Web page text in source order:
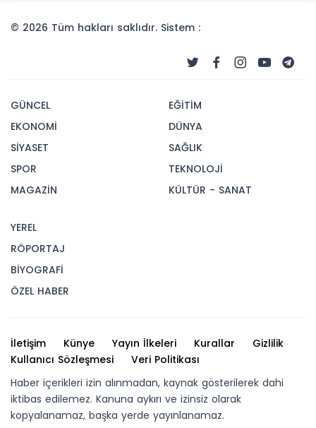
© 2026 Tüm hakları saklıdır. Sistem :
GÜNCEL
EKONOMİ
SİYASET
SPOR
MAGAZİN
EĞİTİM
DÜNYA
SAĞLIK
TEKNOLOJİ
KÜLTÜR - SANAT
YEREL
RÖPORTAJ
BİYOGRAFİ
ÖZEL HABER
İletişim Künye Yayın İlkeleri Kurallar
Gizlilik
Kullanıcı Sözleşmesi
Veri Politikası
Haber içerikleri izin alınmadan, kaynak gösterilerek dahi
iktibas edilemez. Kanuna aykırı ve izinsiz olarak
kopyalanamaz, başka yerde yayınlanamaz.